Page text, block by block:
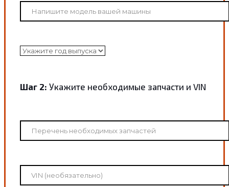
Шаг 2: Укажите необходимые запчасти и VIN